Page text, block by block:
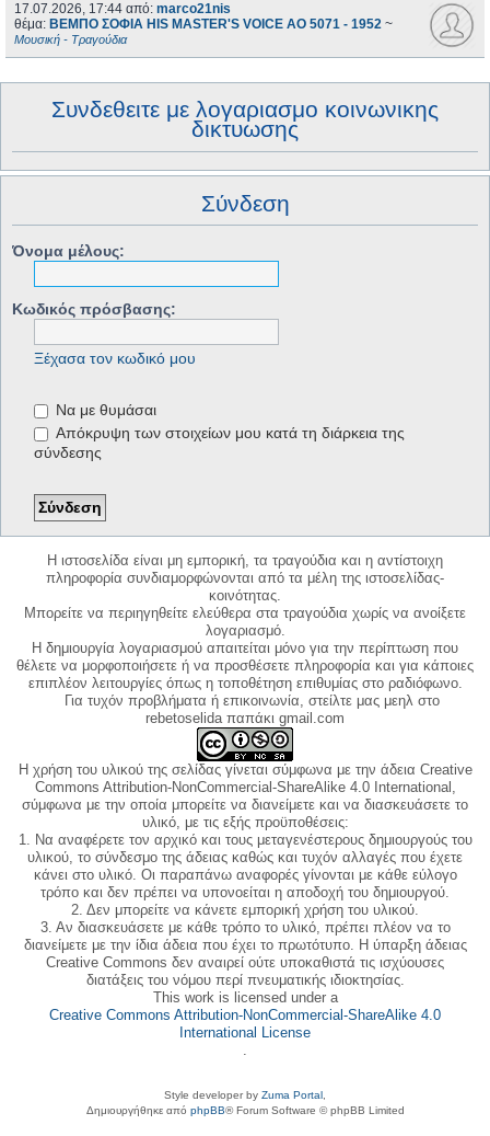
17.07.2026, 17:44 από: marco21nis
θέμα: ΒΕΜΠΟ ΣΟΦΙΑ HIS MASTER'S VOICE AO 5071 - 1952 ~
Μουσική - Τραγούδια
Συνδεθειτε με λογαριασμο κοινωνικης
δικτυωσης
Σύνδεση
Όνομα μέλους:
Κωδικός πρόσβασης:
Ξέχασα τον κωδικό μου
Να με θυμάσαι
Απόκρυψη των στοιχείων μου κατά τη διάρκεια της
σύνδεσης
Η ιστοσελίδα είναι μη εμπορική, τα τραγούδια και η αντίστοιχη
πληροφορία συνδιαμορφώνονται από τα μέλη της ιστοσελίδας-
κοινότητας.
Μπορείτε να περιηγηθείτε ελεύθερα στα τραγούδια χωρίς να ανοίξετε
λογαριασμό.
Η δημιουργία λογαριασμού απαιτείται μόνο για την περίπτωση που
θέλετε να μορφοποιήσετε ή να προσθέσετε πληροφορία και για κάποιες
επιπλέον λειτουργίες όπως η τοποθέτηση επιθυμίας στο ραδιόφωνο.
Για τυχόν προβλήματα ή επικοινωνία, στείλτε μας μεηλ στο
rebetoselida παπάκι gmail.com
Η χρήση του υλικού της σελίδας γίνεται σύμφωνα με την άδεια Creative
Commons Attribution-NonCommercial-ShareAlike 4.0 International,
σύμφωνα με την οποία μπορείτε να διανείμετε και να διασκευάσετε το
υλικό, με τις εξής προϋποθέσεις:
1. Να αναφέρετε τον αρχικό και τους μεταγενέστερους δημιουργούς του
υλικού, το σύνδεσμο της άδειας καθώς και τυχόν αλλαγές που έχετε
κάνει στο υλικό. Οι παραπάνω αναφορές γίνονται με κάθε εύλογο
τρόπο και δεν πρέπει να υπονοείται η αποδοχή του δημιουργού.
2. Δεν μπορείτε να κάνετε εμπορική χρήση του υλικού.
3. Αν διασκευάσετε με κάθε τρόπο το υλικό, πρέπει πλέον να το
διανείμετε με την ίδια άδεια που έχει το πρωτότυπο. Η ύπαρξη άδειας
Creative Commons δεν αναιρεί ούτε υποκαθιστά τις ισχύουσες
διατάξεις του νόμου περί πνευματικής ιδιοκτησίας.
This work is licensed under a
Creative Commons Attribution-NonCommercial-ShareAlike 4.0
International License
.
Style developer by Zuma Portal
Δημιουργήθηκε από phpBB® Forum Software © phpBB Limited